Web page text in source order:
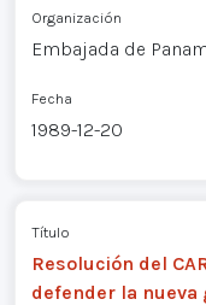
Organización
Embajada de
Fecha
1989-12-20
Título
Resolución del
defender la